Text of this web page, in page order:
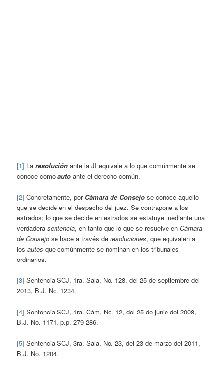
[1] Laresolución ante la JI equivale a lo que comúnmente se
conoce comoauto ante el derecho común.
[2] Concretamente, por Cámara de Consejo se conoce aquello
que se decide en el despacho del juez. Se contrapone a los
estrados; lo que se decide en estrados se estatuye mediante una
verdaderasentencia, en tanto que lo que se resuelve enCámara
de Consejo se hace a través deresoluciones, que equivalen a
losautos que comúnmente se nominan en los tribunales
ordinarios.
[3] Sentencia SCJ, 1ra. Sala, No. 128, del 25 de septiembre del
2013, B.J. No. 1234.
[4] Sentencia SCJ, 1ra. Cám, No. 12, del 25 de junio del 2008,
B.J. No. 1171, p.p. 279-286.
[5] Sentencia SCJ, 3ra. Sala, No. 23, del 23 de marzo del 2011,
B.J. No. 1204.